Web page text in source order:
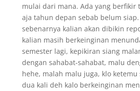
mulai dari mana. Ada yang berfikir
aja tahun depan sebab belum
sebenarnya kalian akan dibikin
kalian masih berkeinginan
semester lagi, kepikiran siang
dengan sahabat-sahabat, malu
hehe, malah malu juga, klo ketemu
dua kali deh kalo berkeinginan